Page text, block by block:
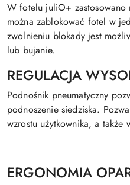
W fotelu juliO+ zastosowano
można zablokować fotel w
zwolnieniu blokady jest
lub bujanie.
REGULACJA
Podnośnik pneumatyczny
podnoszenie siedziska.
wzrostu użytkownika, a także
ERGONOMIA